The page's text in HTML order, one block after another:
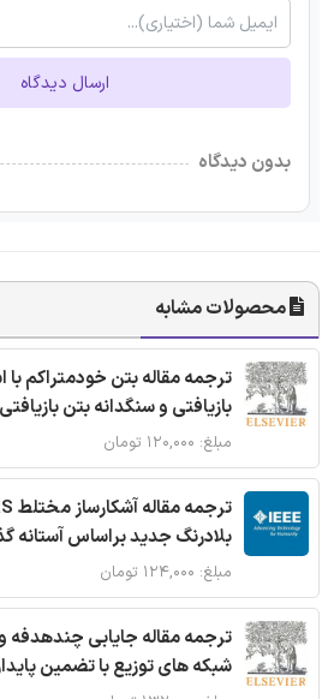
ارسال دیدگاه
بدون دیدگاه
محصولات مشابه
ترجمه مقاله بتن خودمتراکم با
بازیافتی و سنگدانه بتن بازیافتی
مبلغ: ۱۲۰,۰۰۰ تومان
بلادرنگ جدید براساس آستانه
مبلغ: ۱۲۴,۰۰۰ تومان
شبکه های توزیع با تضمین